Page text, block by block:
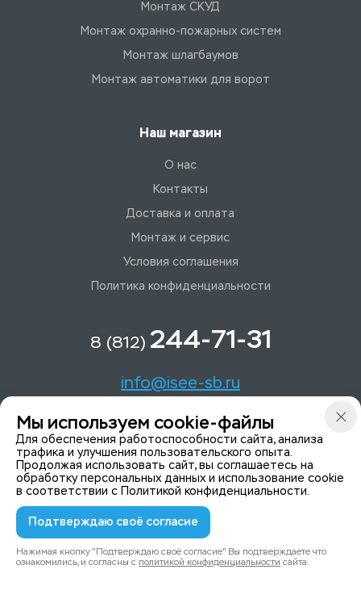
Монтаж СКУД
Монтаж охранно-пожарных систем
Монтаж шлагбаумов
Монтаж автоматики для ворот
Наш магазин
О нас
Контакты
Доставка и оплата
Монтаж и сервис
Условия соглашения
Политика конфиденциальности
8 (812) 244-71-31
info@isee-sb.ru
Светлановский пр-кт, д. 70, корп. 1
Мы в Telegam
© 2015-2026 ISeeYou - системы безопасности
Политика конфиденциальности
Мы используем cookie-файлы
Для обеспечения работоспособности сайта, анализа
трафика и улучшения пользовательского опыта.
Продолжая использовать сайт, вы соглашаетесь на
обработку персональных данных и использование cookie
в соответствии с Политикой конфиденциальности.
Подтверждаю своё согласие
Нажимая кнопку "Подтверждаю своё согласие" Вы подтверждаете что
ознакомились, и согласны с политикой конфиденциальности сайта.